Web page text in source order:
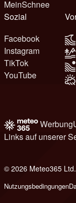
MeinSchnee
Sozial
Facebook
Instagram
TikTok
YouTube
Werbung
Links auf unserer
© 2026 Meteo365
Nutzungsbedingungen